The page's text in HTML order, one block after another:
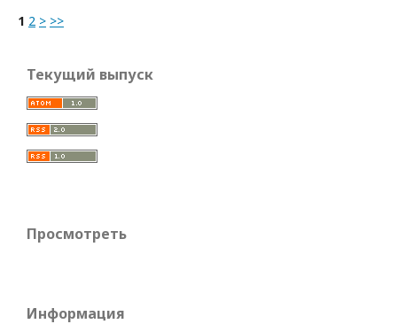
1 2 > >>
Текущий выпуск
Просмотреть
Информация